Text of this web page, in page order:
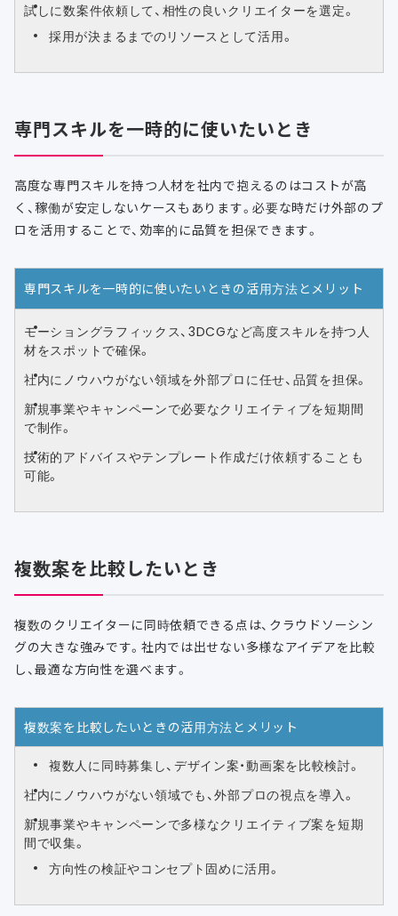
試しに数案件依頼して、相性の良いクリエイターを選定。
採用が決まるまでのリソースとして活用。
専門スキルを一時的に使いたいとき
高度な専門スキルを持つ人材を社内で抱えるのはコストが高
く、稼働が安定しないケースもあります。必要な時だけ外部のプ
ロを活用することで、効率的に品質を担保できます。
専門スキルを一時的に使いたいときの活用方法とメリット
モーショングラフィックス、3DCGなど高度スキルを持つ人
材をスポットで確保。
社内にノウハウがない領域を外部プロに任せ、品質を担保。
新規事業やキャンペーンで必要なクリエイティブを短期間
で制作。
技術的アドバイスやテンプレート作成だけ依頼することも
可能。
複数案を比較したいとき
複数のクリエイターに同時依頼できる点は、クラウドソーシン
グの大きな強みです。社内では出せない多様なアイデアを比較
し、最適な方向性を選べます。
複数案を比較したいときの活用方法とメリット
複数人に同時募集し、デザイン案・動画案を比較検討。
社内にノウハウがない領域でも、外部プロの視点を導入。
新規事業やキャンペーンで多様なクリエイティブ案を短期
間で収集。
方向性の検証やコンセプト固めに活用。